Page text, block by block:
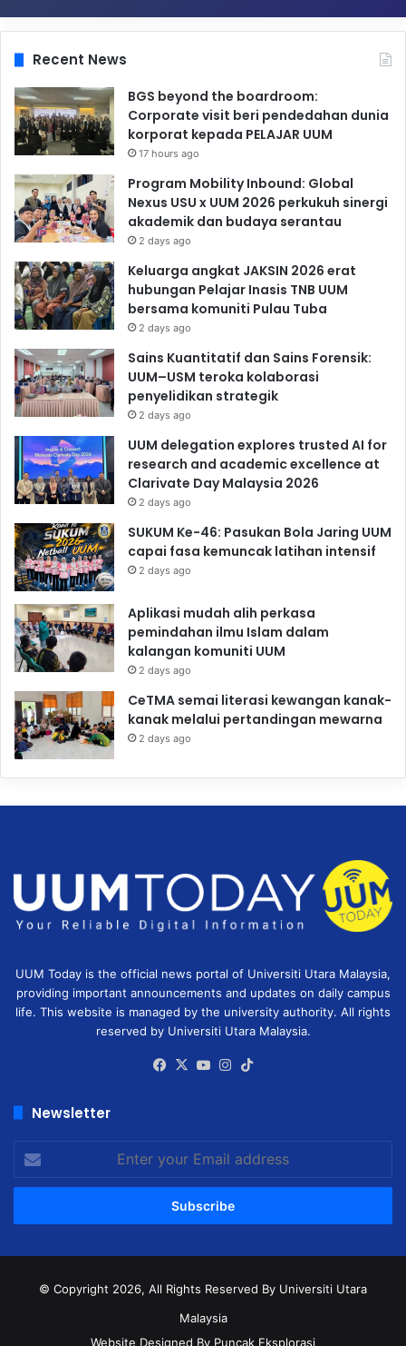
Recent News
BGS beyond the boardroom:
Corporate visit beri pendedahan dunia
korporat kepada PELAJAR UUM
17 hours ago
Program Mobility Inbound: Global
Nexus USU x UUM 2026 perkukuh sinergi
akademik dan budaya serantau
2 days ago
Keluarga angkat JAKSIN 2026 erat
hubungan Pelajar Inasis TNB UUM
bersama komuniti Pulau Tuba
2 days ago
Sains Kuantitatif dan Sains Forensik:
UUM–USM teroka kolaborasi
penyelidikan strategik
2 days ago
UUM delegation explores trusted AI for
research and academic excellence at
Clarivate Day Malaysia 2026
2 days ago
SUKUM Ke-46: Pasukan Bola Jaring UUM
capai fasa kemuncak latihan intensif
2 days ago
Aplikasi mudah alih perkasa
pemindahan ilmu Islam dalam
kalangan komuniti UUM
2 days ago
CeTMA semai literasi kewangan kanak-
kanak melalui pertandingan mewarna
2 days ago
UUM Today is the official news portal of Universiti Utara Malaysia,
providing important announcements and updates on daily campus
life. This website is managed by the university authority. All rights
reserved by Universiti Utara Malaysia.
Facebook
X YouTubeInstagram
Newsletter
your
Email
© Copyright 2026, All Rights Reserved By Universiti Utara
Malaysia
Website Designed By Puncak Eksplorasi